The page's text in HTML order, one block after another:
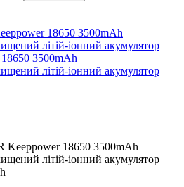
3500mAh
літій-іонний акумулятор
Keeppower 18650 3500mAh
літій-іонний акумулятор